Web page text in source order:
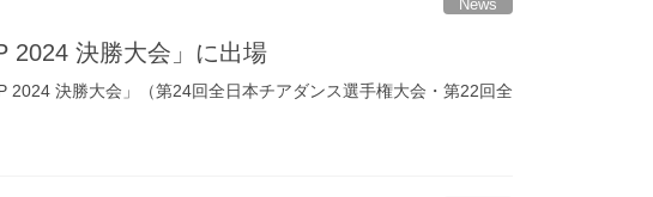
News
2024 決勝大会」に出場
決勝大会」（第24回全日本チアダンス選手権大会・第22回全